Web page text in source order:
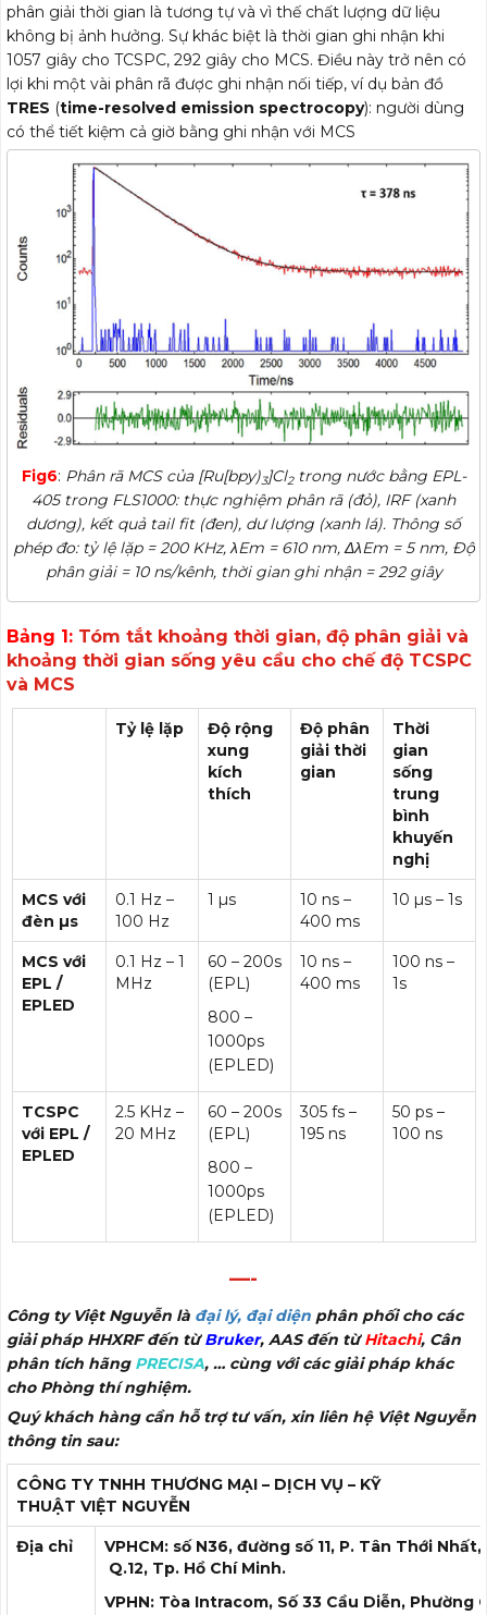
phân giải thời gian là tương tự và vì thế chất lượng dữ liệu
không bị ảnh hưởng. Sự khác biệt là thời gian ghi nhận khi
1057 giây cho TCSPC, 292 giây cho MCS. Điều này trở nên có
lợi khi một vài phân rã được ghi nhận nối tiếp, ví dụ bản đồ
TRES (time-resolved emission spectrocopy): người dùng
có thể tiết kiệm cả giờ bằng ghi nhận với MCS
Fig6: Phân rã MCS của [Ru[bpy)3]Cl2trong nước bằng EPL-
405 trong FLS1000: thực nghiệm phân rã (đỏ), IRF (xanh
dương), kết quả tail fit (đen), dư lượng (xanh lá). Thông số
phép đo: tỷ lệ lặp = 200 KHz, λEm = 610 nm, ΔλEm = 5 nm, Độ
phân giải = 10 ns/kênh, thời gian ghi nhận = 292 giây
Bảng 1: Tóm tắt khoảng thời gian, độ phân giải và
khoảng thời gian sống yêu cầu cho chế độ TCSPC
và MCS
Tỷ lệ lặp
Độ rộng
xung
kích
thích
Độ phân
giải thời
gian
Thời
gian
sống
trung
bình
khuyến
nghị
MCS với
đèn µs
0.1 Hz –
100 Hz
1 µs
10 ns –
400 ms
10 µs – 1s
MCS với
EPL /
EPLED
0.1 Hz – 1
MHz
60 – 200s
(EPL)
800 –
1000ps
(EPLED)
10 ns –
400 ms
100 ns –
1s
TCSPC
với EPL /
EPLED
2.5 KHz –
20 MHz
60 – 200s
(EPL)
800 –
1000ps
(EPLED)
305 fs –
195 ns
50 ps –
100 ns
—-
Công ty Việt Nguyễn là đại lý, đại diện phân phối cho các
giải pháp HHXRF đến từBruker, AAS đến từHitachi, Cân
phân tích hãng PRECISA, … cùng với các giải pháp khác
cho Phòng thí nghiệm.
Quý khách hàng cần hỗ trợ tư vấn, xin liên hệ Việt Nguyễn
thông tin sau:
CÔNG TY TNHH THƯƠNG MẠI – DỊCH VỤ – KỸ
THUẬT VIỆT NGUYỄN
Địa chỉ
VPHCM: số N36, đường số 11, P. Tân Thới Nhất,
Q.12, Tp. Hồ Chí Minh.
VPHN: Tòa Intracom, Số 33 Cầu Diễn, Phường